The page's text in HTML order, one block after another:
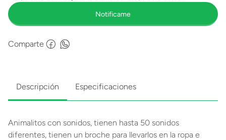
Comparte
Descripción Especificaciones
Animalitos con sonidos, tienen hasta 50 sonidos
diferentes, tienen un broche para llevarlos en la ropa e